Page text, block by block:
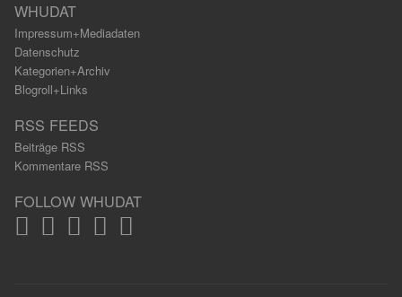
WHUDAT
Impressum+Mediadaten
Datenschutz
Kategorien+Archiv
Blogroll+Links
RSS FEEDS
Beiträge RSS
Kommentare RSS
FOLLOW WHUDAT